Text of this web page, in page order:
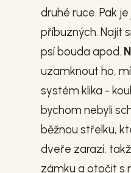
druhé ruce. Pak
příbuzných. Najít
psí bouda apod.
uzamknout ho,
systém klika -
bychom nebyli
běžnou střelku,
dveře zarazí,
zámku a otočit s